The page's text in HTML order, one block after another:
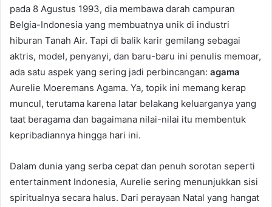
pada 8 Agustus 1993, dia membawa darah campuran
Belgia-Indonesia yang membuatnya unik di industri
hiburan Tanah Air. Tapi di balik karir gemilang sebagai
aktris, model, penyanyi, dan baru-baru ini penulis memoar,
ada satu aspek yang sering jadi perbincangan: agama
Aurelie Moeremans Agama. Ya, topik ini memang kerap
muncul, terutama karena latar belakang keluarganya yang
taat beragama dan bagaimana nilai-nilai itu membentuk
kepribadiannya hingga hari ini.
Dalam dunia yang serba cepat dan penuh sorotan seperti
entertainment Indonesia, Aurelie sering menunjukkan sisi
spiritualnya secara halus. Dari perayaan Natal yang hangat